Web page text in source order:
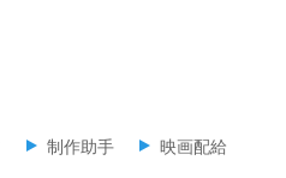
制作助手 映画配給